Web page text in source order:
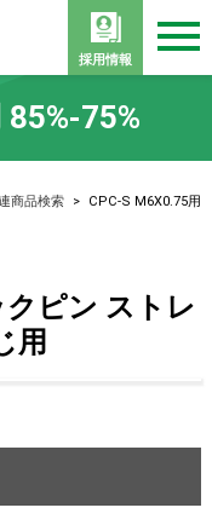
採用情報
75%
商品検索 >
CPC-S M6X0.75用
ピン ストレ
用